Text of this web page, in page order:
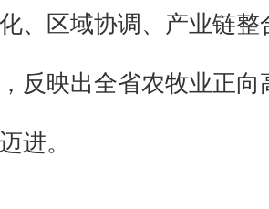
、区域协调、产业链整
反映出全省农牧业正向
进。